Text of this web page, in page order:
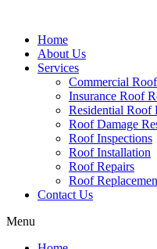
Home
About Us
Services
Commercial
Insurance Roof
Residential Roof
Roof Damage
Roof Inspections
Roof Installation
Roof Repairs
Roof
Contact Us
Menu